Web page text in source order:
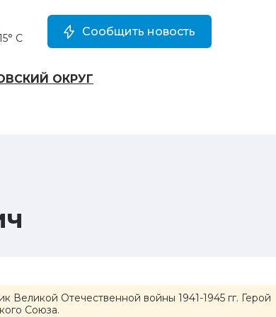
° C Сообщить новость
ОКРУГ
Великой Отечественной войны 1941-1945 гг. Герой
Союза.